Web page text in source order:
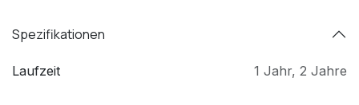
Spezifikationen
Laufzeit 1 Jahr, 2 Jahre